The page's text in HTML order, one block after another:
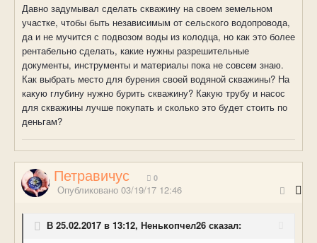
Давно задумывал сделать скважину на своем земельном
участке, чтобы быть независимым от сельского водопровода,
да и не мучится с подвозом воды из колодца, но как это более
рентабельно сделать, какие нужны разрешительные
документы, инструменты и материалы пока не совсем знаю.
Как выбрать место для бурения своей водяной скважины? На
какую глубину нужно бурить скважину? Какую трубу и насос
для скважины лучше покупать и сколько это будет стоить по
деньгам?
Петравичус 0
Опубликовано 03/19/17 12:46
В 25.02.2017 в 13:12, Ненькопчел26 сказал: